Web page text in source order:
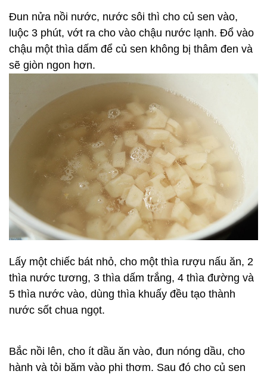
Đun nửa nồi nước, nước sôi thì cho củ sen vào,
luộc 3 phút, vớt ra cho vào chậu nước lạnh. Đổ vào
chậu một thìa dấm để củ sen không bị thâm đen và
sẽ giòn ngon hơn.
Lấy một chiếc bát nhỏ, cho một thìa rượu nấu ăn, 2
thìa nước tương, 3 thìa dấm trắng, 4 thìa đường và
5 thìa nước vào, dùng thìa khuấy đều tạo thành
nước sốt chua ngọt.
Bắc nồi lên, cho ít dầu ăn vào, đun nóng dầu, cho
hành và tỏi băm vào phi thơm. Sau đó cho củ sen